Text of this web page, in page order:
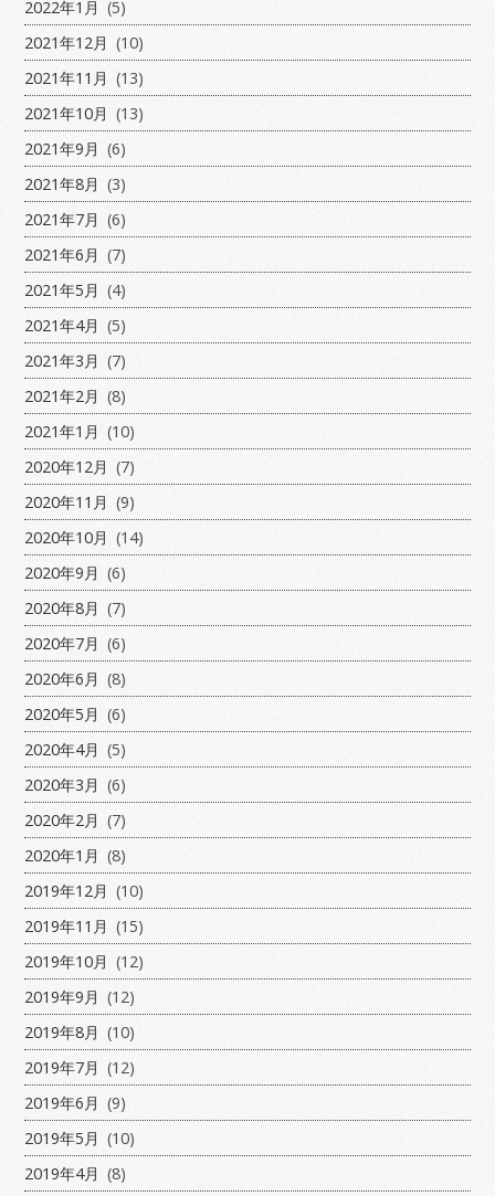
2022年1月 (5)
2021年12月 (10)
2021年11月 (13)
2021年10月 (13)
2021年9月 (6)
2021年8月 (3)
2021年7月 (6)
2021年6月 (7)
2021年5月 (4)
2021年4月 (5)
2021年3月 (7)
2021年2月 (8)
2021年1月 (10)
2020年12月 (7)
2020年11月 (9)
2020年10月 (14)
2020年9月 (6)
2020年8月 (7)
2020年7月 (6)
2020年6月 (8)
2020年5月 (6)
2020年4月 (5)
2020年3月 (6)
2020年2月 (7)
2020年1月 (8)
2019年12月 (10)
2019年11月 (15)
2019年10月 (12)
2019年9月 (12)
2019年8月 (10)
2019年7月 (12)
2019年6月 (9)
2019年5月 (10)
2019年4月 (8)